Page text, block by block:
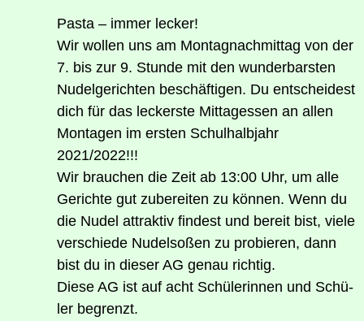
Pas­ta – immer lecker!
Wir wol­len uns am Mon­tag­nach­mit­tag von der
7. bis zur 9. Stun­de mit den wun­der­bars­ten
Nudel­ge­rich­ten beschäf­ti­gen. Du ent­schei­dest
dich für das leckers­te Mit­tag­essen an allen
Mon­ta­gen im ers­ten Schul­halb­jahr
2021/2022!!!
Wir brau­chen die Zeit ab 13:00 Uhr, um alle
Gerich­te gut zube­rei­ten zu kön­nen. Wenn du
die Nudel attrak­tiv fin­dest und bereit bist, vie­le
ver­schie­de Nudel­so­ßen zu pro­bie­ren, dann
bist du in die­ser AG genau richtig.
Die­se AG ist auf acht Schü­le­rin­nen und Schü­
ler begrenzt.